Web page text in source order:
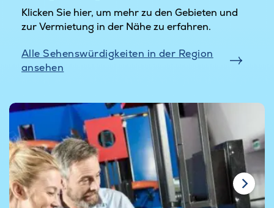
Klicken Sie hier, um mehr zu den Gebieten und
zur Vermietung in der Nähe zu erfahren.
Alle Sehenswürdigkeiten in der Region
ansehen